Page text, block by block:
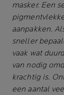
masker. Een
aanpakken.
sneller
vaak wat
van nodig
krachtig is.
een aantal